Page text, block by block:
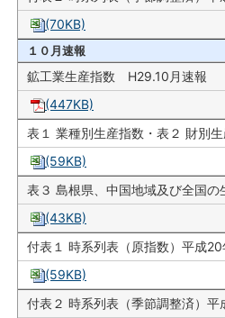
(70KB)
１０月速報
鉱工業生産指数 H29.10月速報
(447KB)
表１ 業種別生産指数・表２ 財別
(59KB)
表３ 島根県、中国地域及び全国の
(43KB)
付表１ 時系列表（原指数）平成
(59KB)
付表２ 時系列表（季節調整済）